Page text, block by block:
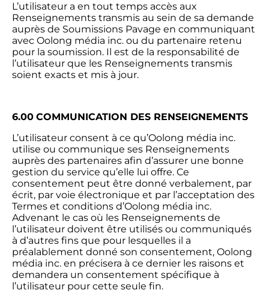
L’utilisateur a en tout temps accès aux
Renseignements transmis au sein de sa demande
auprès de Soumissions Pavage en communiquant
avec Oolong média inc. ou du partenaire retenu
pour la soumission. Il est de la responsabilité de
l’utilisateur que les Renseignements transmis
soient exacts et mis à jour.
6.00 COMMUNICATION DES RENSEIGNEMENTS
L’utilisateur consent à ce qu’Oolong média inc.
utilise ou communique ses Renseignements
auprès des partenaires afin d’assurer une bonne
gestion du service qu’elle lui offre. Ce
consentement peut être donné verbalement, par
écrit, par voie électronique et par l’acceptation des
Termes et conditions d’Oolong média inc.
Advenant le cas où les Renseignements de
l’utilisateur doivent être utilisés ou communiqués
à d’autres fins que pour lesquelles il a
préalablement donné son consentement, Oolong
média inc. en précisera à ce dernier les raisons et
demandera un consentement spécifique à
l’utilisateur pour cette seule fin.